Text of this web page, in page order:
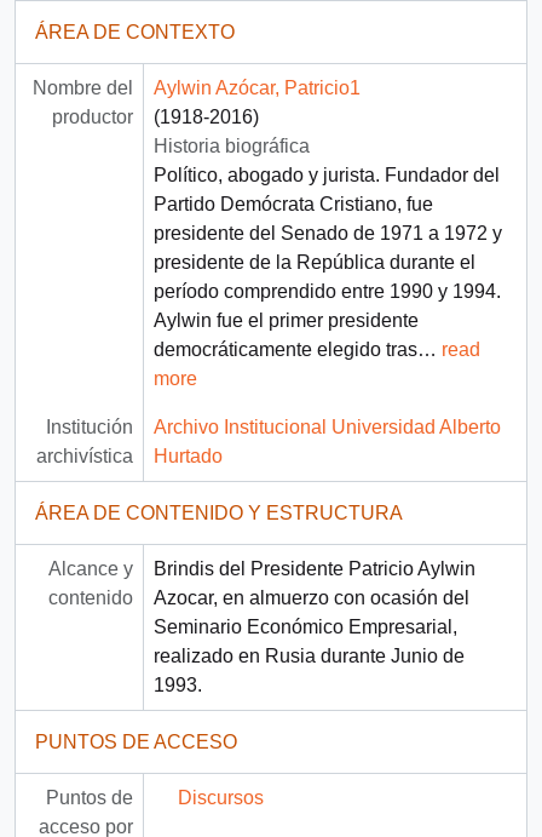
ÁREA DE CONTEXTO
Nombre del
productor
Aylwin Azócar, Patricio1
(1918-2016)
Historia biográfica
Político, abogado y jurista. Fundador del
Partido Demócrata Cristiano, fue
presidente del Senado de 1971 a 1972 y
presidente de la República durante el
período comprendido entre 1990 y 1994.
Aylwin fue el primer presidente
democráticamente elegido tras… read
more
Institución
archivística
Archivo Institucional Universidad Alberto
Hurtado
ÁREA DE CONTENIDO Y ESTRUCTURA
Alcance y
contenido
Brindis del Presidente Patricio Aylwin
Azocar, en almuerzo con ocasión del
Seminario Económico Empresarial,
realizado en Rusia durante Junio de
1993.
PUNTOS DE ACCESO
Puntos de
acceso por
Discursos